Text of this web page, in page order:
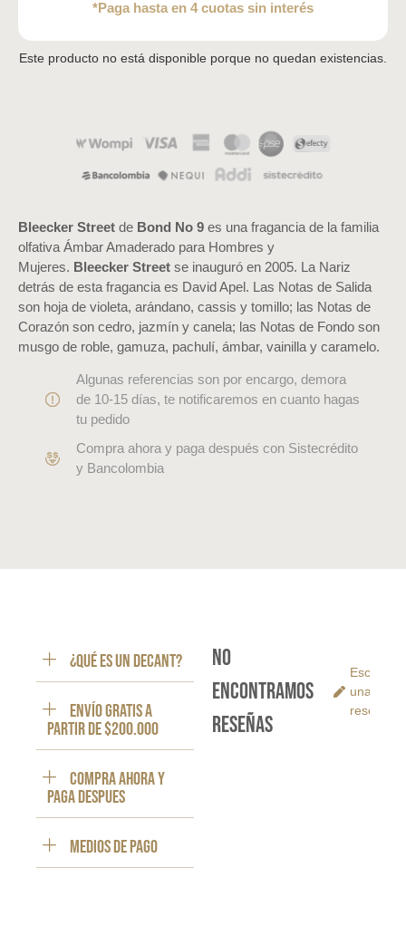
*Paga hasta en 4 cuotas sin interés
Este producto no está disponible porque no quedan existencias.
Bleecker Street de Bond No 9 es una fragancia de la familia
olfativa Ámbar Amaderado para Hombres y
Mujeres. Bleecker Street se inauguró en 2005. La Nariz
detrás de esta fragancia es David Apel. Las Notas de Salida
son hoja de violeta, arándano, cassis y tomillo; las Notas de
Corazón son cedro, jazmín y canela; las Notas de Fondo son
musgo de roble, gamuza, pachulí, ámbar, vainilla y caramelo.
Algunas referencias son por encargo, demora
de 10-15 días, te notificaremos en cuanto hagas
tu pedido
Compra ahora y paga después con Sistecrédito
y Bancolombia
¿Qué es un decant?
ENVÍO GRATIS a
partir de $200.000
Compra ahora y
paga despues
Medios de pago
No
encontramos
reseñas
Escribe
una
reseña